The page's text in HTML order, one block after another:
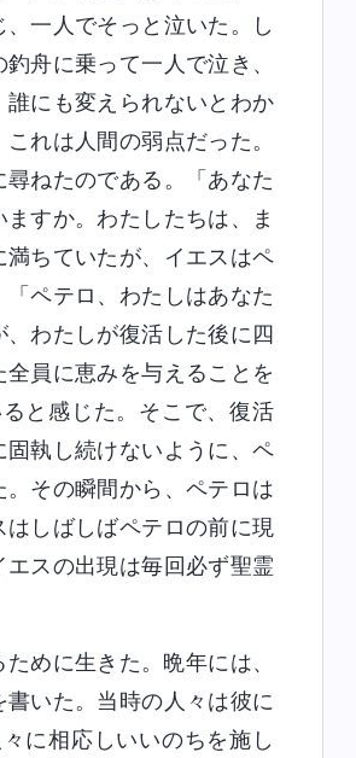
一人でそっと泣いた。し
舟に乗って一人で泣き、
にも変えられないとわか
れは人間の弱点だった。
ねたのである。「あなた
すか。わたしたちは、ま
ちていたが、イエスはペ
ペテロ、わたしはあなた
わたしが復活した後に四
員に恵みを与えることを
と感じた。そこで、復活
執し続けないように、ペ
その瞬間から、ペテロは
しばしばペテロの前に現
スの出現は毎回必ず聖霊
めに生きた。晩年には、
いた。当時の人々は彼に
に相応しいいのちを施し